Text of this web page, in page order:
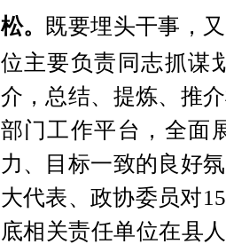
松。 既要埋头干事，
位主要负责同志抓谋
介，总结、提炼、推
部门工作平台，全面
力、目标一致的良好
大代表、政协委员对
底相关责任单位在县